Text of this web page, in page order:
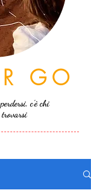
GO
c'è chi